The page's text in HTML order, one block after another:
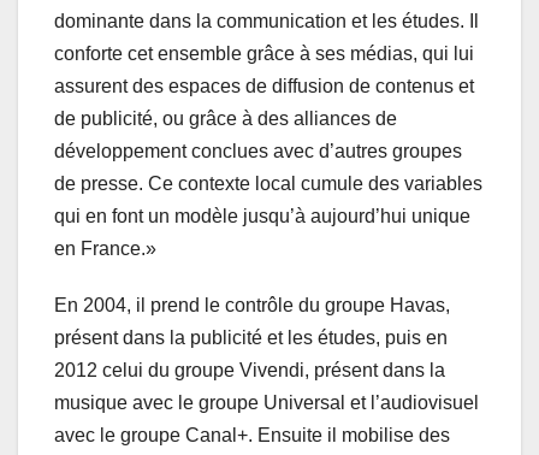
dominante dans la communication et les études. Il
conforte cet ensemble grâce à ses médias, qui lui
assurent des espaces de diffusion de contenus et
de publicité, ou grâce à des alliances de
développement conclues avec d’autres groupes
de presse. Ce contexte local cumule des variables
qui en font un modèle jusqu’à aujourd’hui unique
en France.»
En 2004, il prend le contrôle du groupe Havas,
présent dans la publicité et les études, puis en
2012 celui du groupe Vivendi, présent dans la
musique avec le groupe Universal et l’audiovisuel
avec le groupe Canal+. Ensuite il mobilise des